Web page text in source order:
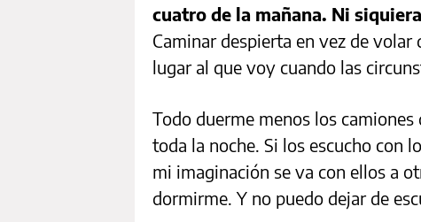
cuatro de la mañana. Ni
Caminar despierta en vez de
lugar al que voy cuando las
Todo duerme menos los
toda la noche. Si los escucho con
mi imaginación se va con ellos a
dormirme. Y no puedo dejar de